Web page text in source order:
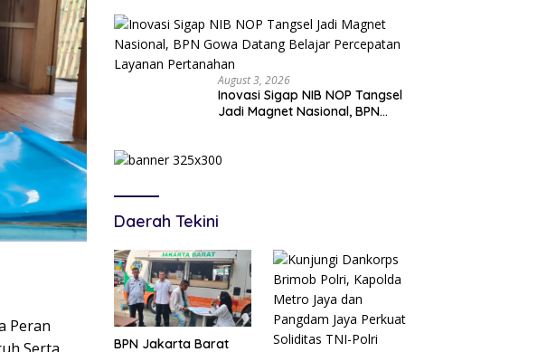
Peran
Serta
Soliditas TNI-Polri
August 3, 2026
Inovasi Sigap NIB NOP Tangsel
Jadi Magnet Nasional, BPN
Pertanahan
Daerah Tekini
BPN Jakarta Barat